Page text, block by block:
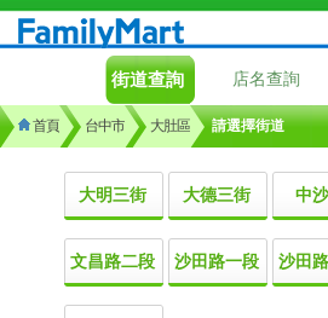
街道查詢 店名查詢
首頁 台中市 大肚區 請選擇街道
大明三街 大德三街 中
文昌路二段 沙田路一段 沙田